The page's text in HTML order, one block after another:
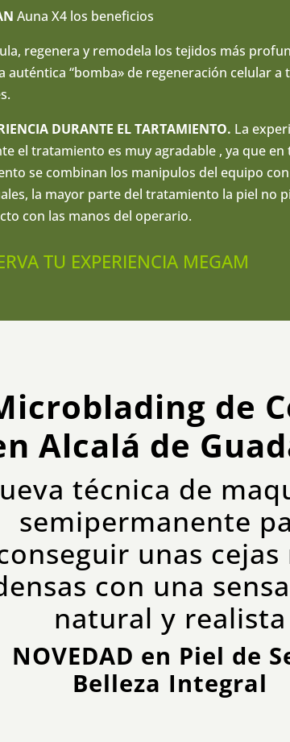
Auna X4 los beneficios
regenera y remodela los tejidos más
auténtica “bomba» de regeneración celular a
DURANTE EL TARTAMIENTO. La
el tratamiento es muy agradable , ya que en
se combinan los manipulos del equipo
la mayor parte del tratamiento la piel no
con las manos del operario.
TU EXPERIENCIA MEGAM
de
Alcalá de
técnica de
semipermanente
unas cejas
con una
natural y realista
NOVEDAD en Piel de
Belleza Integral